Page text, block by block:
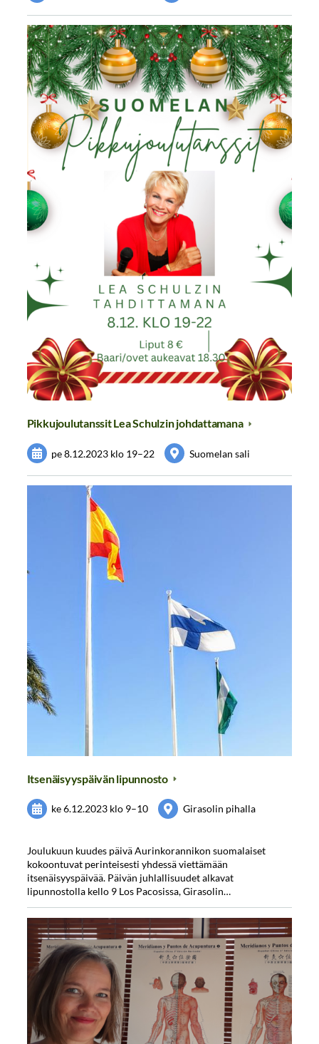
Pikkujoulutanssit Lea Schulzin johdattamana
pe 8.12.2023 klo 19–22 Suomelan sali
Itsenäisyyspäivän lipunnosto
ke 6.12.2023 klo 9–10 Girasolin pihalla
⁠⁠⁠⁠⁠⁠⁠Joulukuun kuudes päivä Aurinkorannikon suomalaiset
kokoontuvat perinteisesti yhdessä viettämään
itsenäisyyspäivää. Päivän juhlallisuudet alkavat
lipunnostolla kello 9 Los Pacosissa, Girasolin…